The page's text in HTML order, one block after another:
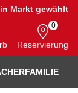
Markt gewählt
Reservierung
0